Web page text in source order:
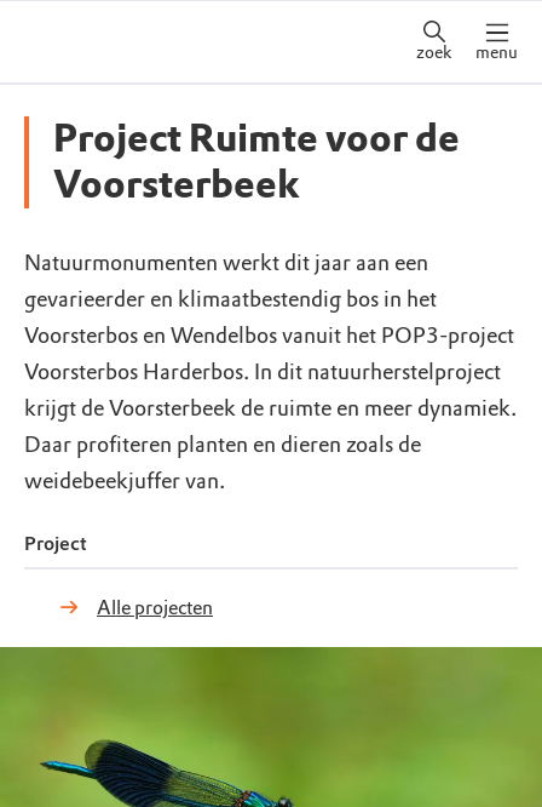
zoek menu
Project Ruimte voor de
Voorsterbeek
Natuurmonumenten werkt dit jaar aan een
gevarieerder en klimaatbestendig bos in het
Voorsterbos en Wendelbos vanuit het POP3-project
Voorsterbos Harderbos. In dit natuurherstelproject
krijgt de Voorsterbeek de ruimte en meer dynamiek.
Daar profiteren planten en dieren zoals de
weidebeekjuffer van.
Project
Alle projecten